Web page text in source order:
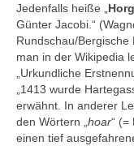
Jedenfalls heiße „
Günter Jacobi.“
Rundschau/
man in der Wikipedia
„Urkundliche
„1413 wurde
erwähnt. In anderer
den Wörtern „ hoar“ (=
einen tief